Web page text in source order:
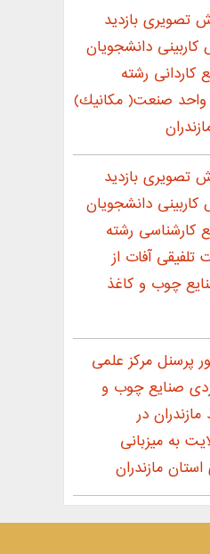
تصويری بازديد
دانشجويان
كاردانی رشته
واحد صنعت( مكانيك)
تصویری بازدید
دانشجویان
کارشناسی رشته
آفات از
چوب و کاغذ
پرسنل مرکز علمی
صنایع چوب و
مازندران در
به ميزبانی
مازندران